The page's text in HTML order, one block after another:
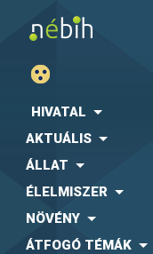
HIVATAL
AKTUÁLIS
ÁLLAT
ÉLELMISZER
NÖVÉNY
ÁTFOGÓ TÉMÁK